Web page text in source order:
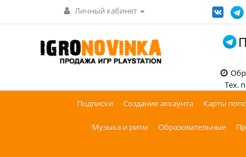
Личный кабинет
Тех.
Подписки Создание аккаунта Карты
Музыка и ритм Образовательные